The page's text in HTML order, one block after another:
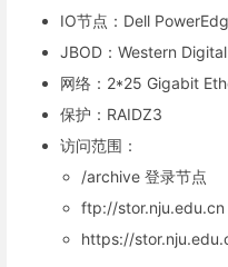
IO节点：Dell
JBOD：Western
网络：2*25 Gigabit
保护：RAIDZ3
访问范围：
/archive 登录节点
ftp://stor.nju.edu.cn
https://